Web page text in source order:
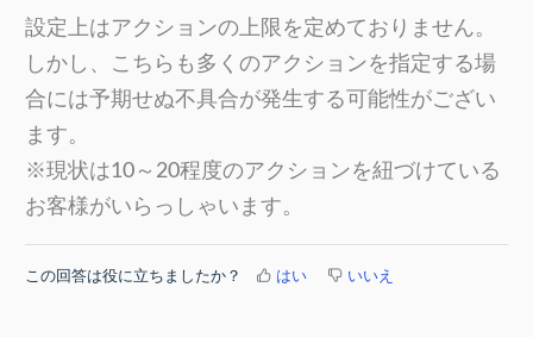
設定上はアクションの上限を定めておりません。
しかし、こちらも多くのアクションを指定する場
合には予期せぬ不具合が発生する可能性がござい
ます。
※現状は10～20程度のアクションを紐づけている
お客様がいらっしゃいます。
この回答は役に立ちましたか？ はい いいえ